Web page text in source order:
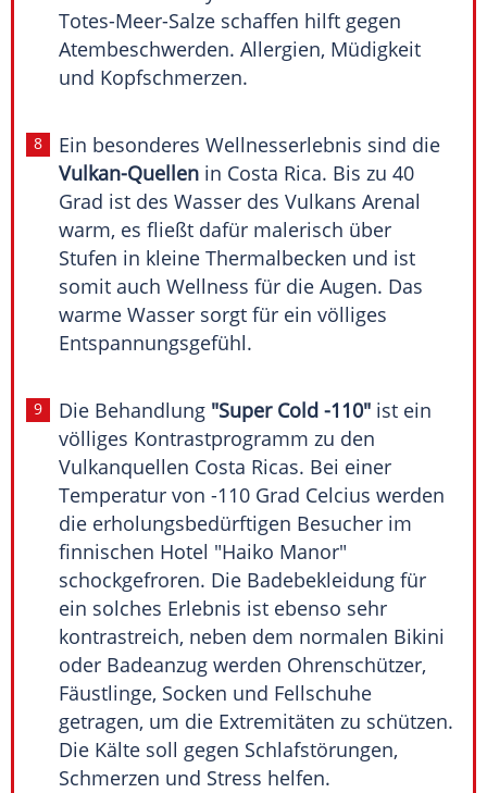
Totes-Meer-Salze schaffen hilft gegen
Atembeschwerden. Allergien, Müdigkeit
und Kopfschmerzen.
Ein besonderesWellnesserlebnis sind die
Vulkan-Quellen in Costa Rica. Bis zu 40
Grad ist des Wasser des Vulkans Arenal
warm, es fließt dafür malerisch über
Stufen in kleine Thermalbecken und ist
somit auch Wellness für die Augen. Das
warme Wasser sorgt für ein völliges
Entspannungsgefühl.
Die Behandlung "Super Cold -110" ist ein
völliges Kontrastprogramm zu den
Vulkanquellen Costa Ricas. Bei einer
Temperatur von -110 Grad Celcius werden
die erholungsbedürftigen Besucher im
finnischen Hotel "Haiko Manor"
schockgefroren. Die Badebekleidung für
ein solches Erlebnis ist ebenso sehr
kontrastreich, neben dem normalen Bikini
oder Badeanzug werden Ohrenschützer,
Fäustlinge, Socken und Fellschuhe
getragen, um die Extremitäten zu schützen.
Die Kälte soll gegen Schlafstörungen,
Schmerzen und Stress helfen.